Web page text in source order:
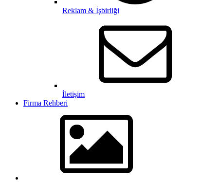
Reklam & İşbirliği
İletişim
Firma Rehberi